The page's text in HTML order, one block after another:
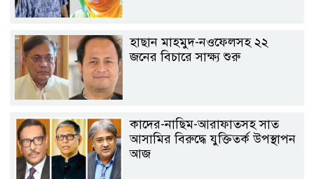
হাছান মাহমুদ-নওফেলসহ ২২
জনের বিচারে সাক্ষ্য শুরু
কাদের-নাছিম-আরাফাতসহ সাত
আসামির বিরুদ্ধে যুক্তিতর্ক উপস্থাপন
আজ